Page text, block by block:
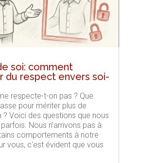
soi: comment
du respect envers soi-
respecte-t-on pas ? Que
pour mériter plus de
? Voici des questions que nous
Nous n’arrivons pas à
comportements à notre
vous, c'est évident que vous